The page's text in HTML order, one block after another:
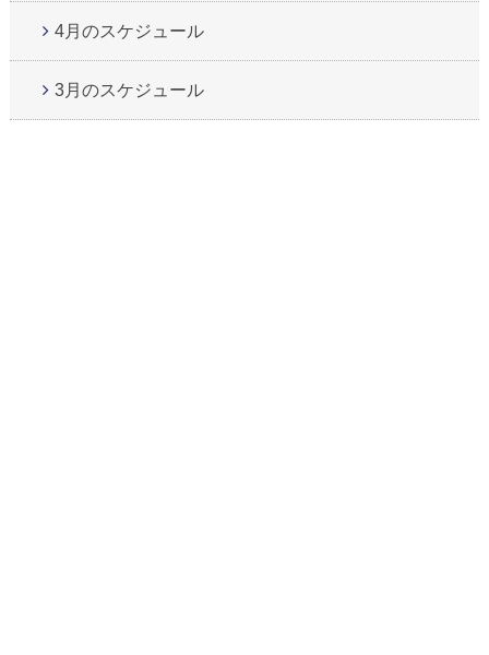
4月のスケジュール
3月のスケジュール